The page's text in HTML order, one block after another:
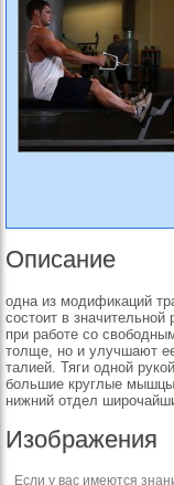
Описание
одна из модификаций
состоит в значительной
при работе со
толще, но и улучшают
талией. Тяги одной
большие круглые
нижний отдел
Изображения
Если у вас имеются